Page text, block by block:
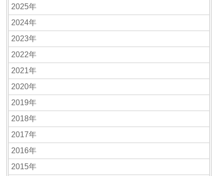
2025年
2024年
2023年
2022年
2021年
2020年
2019年
2018年
2017年
2016年
2015年